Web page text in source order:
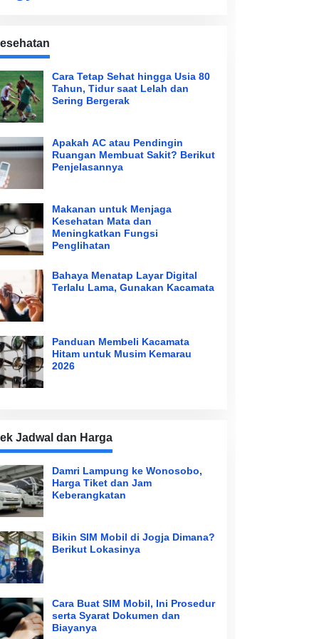
Cara Tetap Sehat hingga Usia 80
Tahun, Tidur saat Lelah dan
Sering Bergerak
Apakah AC atau Pendingin
Ruangan Membuat Sakit? Berikut
Penjelasannya
Makanan untuk Menjaga
Kesehatan Mata dan
Meningkatkan Fungsi
Penglihatan
Bahaya Menatap Layar Digital
Terlalu Lama, Gunakan Kacamata
Panduan Membeli Kacamata
Hitam untuk Musim Kemarau
2026
Jadwal dan Harga
Damri Lampung ke Wonosobo,
Harga Tiket dan Jam
Keberangkatan
Bikin SIM Mobil di Jogja Dimana?
Berikut Lokasinya
Cara Buat SIM Mobil, Ini Prosedur
serta Syarat Dokumen dan
Biayanya